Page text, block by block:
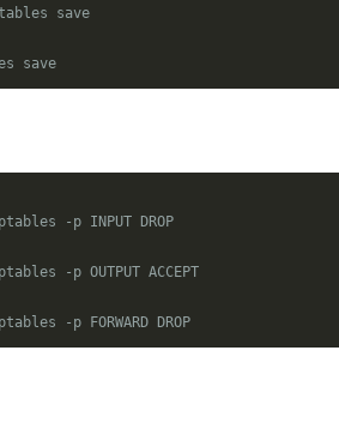
save
save
-p INPUT DROP
-p OUTPUT ACCEPT
-p FORWARD DROP